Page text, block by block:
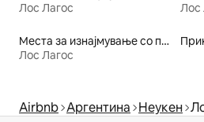
Лос Лагос
Лос
Места за изнајмување со пристап до плажа
Лос Лагос
Airbnb Аргентина Неукен